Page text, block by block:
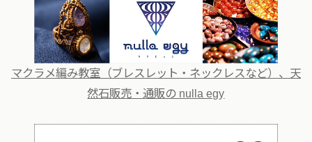
マクラメ編み教室（ブレスレット・ネックレスなど）、天
然石販売・通販の nulla egy